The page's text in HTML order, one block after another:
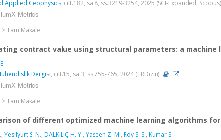
Applied Geophysics, cilt.182, sa.8, ss.3219-3254, 2025 (SCI-Expanded, Scopus)
Metrics
> Tam Makale
contract value using structural parameters: a machine
Dergisi, cilt.15, sa.3, ss.755-765, 2024 (TRDizin)
Metrics
> Tam Makale
of different optimized machine learning algorithms
, Yesilyurt S. N., DALKILIÇ H. Y., Yaseen Z. M., Roy S. S., Kumar S.